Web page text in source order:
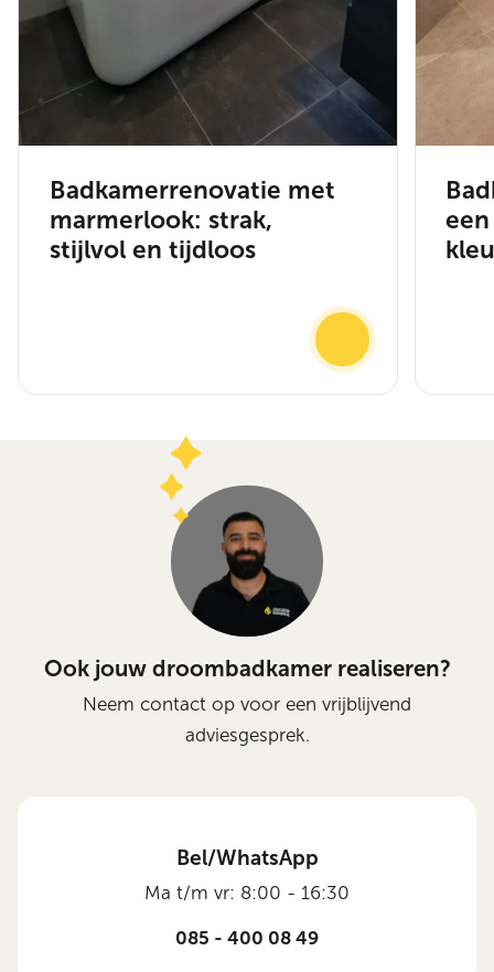
Badkamerrenovatie met
marmerlook: strak,
stijlvol en tijdloos
Ook jouw droombadkamer realiseren?
Neem contact op voor een vrijblijvend
adviesgesprek.
Bel/WhatsApp
Ma t/m vr: 8:00 - 16:30
085 - 400 08 49